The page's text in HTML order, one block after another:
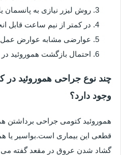
روش لیزر نیازی به پانسمان
در کمتر از نیم ساعت قابل
عوارضی مشابه عوارض عمل
احتمال بازگشت هموروئید
چند نوع جراحی هموروئید در
وجود دارد؟
هموروئید کتومی جراحی برداشتن
قطعی این بیماری است.بواسیر یا
گشاد شدن عروق در مقعد گفته می